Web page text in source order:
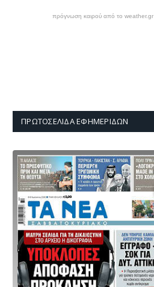
πρόγνωση καιρού από το weather.gr
ΠΡΩΤΟΣΈΛΙΔΑ ΕΦΗΜΕΡΊΔΩΝ